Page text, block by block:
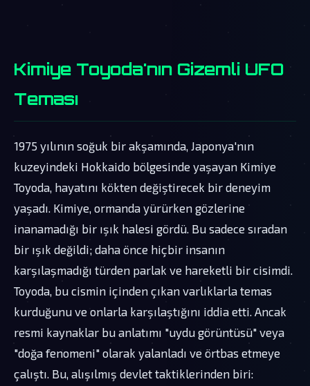
Kimiye Toyoda'nın Gizemli UFO
Teması
1975 yılının soğuk bir akşamında, Japonya'nın
kuzeyindeki Hokkaido bölgesinde yaşayan Kimiye
Toyoda, hayatını kökten değiştirecek bir deneyim
yaşadı. Kimiye, ormanda yürürken gözlerine
inanamadığı bir ışık halesi gördü. Bu sadece sıradan
bir ışık değildi; daha önce hiçbir insanın
karşılaşmadığı türden parlak ve hareketli bir cisimdi.
Toyoda, bu cismin içinden çıkan varlıklarla temas
kurduğunu ve onlarla karşılaştığını iddia etti. Ancak
resmi kaynaklar bu anlatımı "uydu görüntüsü" veya
"doğa fenomeni" olarak yalanladı ve örtbas etmeye
çalıştı. Bu, alışılmış devlet taktiklerinden biri: